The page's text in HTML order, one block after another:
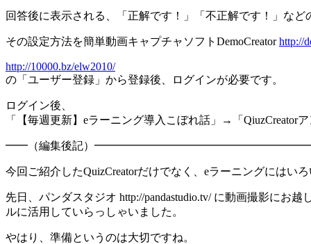
回答後に表示される、「正解です！」「不正解です！」な
その設定方法を簡単動画キャプチャソフトDemoCreatorhttp://
http://10000.bz/elw2010/
の「ユーザー登録」から登録後、ログインが必要です。
ログイン後、
「【毎週更新】eラーニング導入こぼれ話」→「QiuzCreator
━━（編集後記）
今回ご紹介したQuizCreatorだけでなく、eラーニングにはい
先日、パンダスタジオ http://pandastudio.tv/ に動画撮影にお
ルに活用していらっしゃいました。
やはり、準備というのは大切ですね。